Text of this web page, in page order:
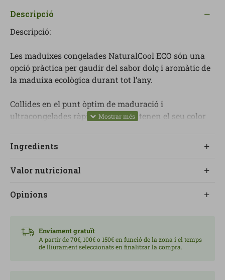
Enviament gratuït
A partir de 70€, 100€ o 150€ en funció de la zona i el temps
de lliurament seleccionats en finalitzar la compra.
Descripció
Descripció:
Les maduixes congelades NaturalCool ECO són una
opció pràctica per gaudir del sabor dolç i aromàtic de
la maduixa ecològica durant tot l’any.
Collides en el punt òptim de maduració i
ultracongelades ràpidament, mantenen el seu color
afegir com a topping en esmorzars i berenars
el dia a dia.
Ingredients
Valor nutricional
Opinions